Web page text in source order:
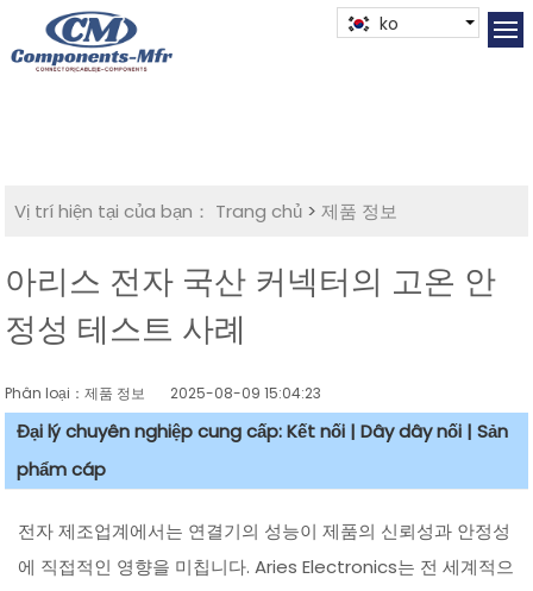
ko
Vị trí hiện tại của bạn： Trang chủ >제품 정보
아리스 전자 국산 커넥터의 고온 안
정성 테스트 사례
Phân loại：제품 정보 2025-08-09 15:04:23
Đại lý chuyên nghiệp cung cấp: Kết nối | Dây dây nối | Sản
phẩm cáp
전자 제조업계에서는 연결기의 성능이 제품의 신뢰성과 안정성
에 직접적인 영향을 미칩니다. Aries Electronics는 전 세계적으